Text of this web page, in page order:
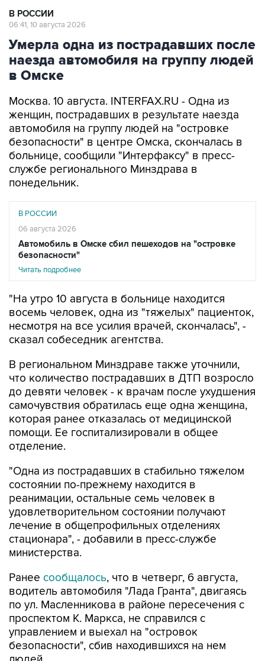
В РОССИИ
06:41, 10 августа 2026
Умерла одна из пострадавших после
наезда автомобиля на группу людей
в Омске
Москва. 10 августа. INTERFAX.RU - Одна из
женщин, пострадавших в результате наезда
автомобиля на группу людей на "островке
безопасности" в центре Омска, скончалась в
больнице, сообщили "Интерфаксу" в пресс-
службе регионального Минздрава в
понедельник.
В РОССИИ
06 августа 2026
Автомобиль в Омске сбил пешеходов на "островке
безопасности"
Читать подробнее
"На утро 10 августа в больнице находится
восемь человек, одна из "тяжелых" пациенток,
несмотря на все усилия врачей, скончалась", -
сказал собеседник агентства.
В региональном Минздраве также уточнили,
что количество пострадавших в ДТП возросло
до девяти человек - к врачам после ухудшения
самочувствия обратилась еще одна женщина,
которая ранее отказалась от медицинской
помощи. Ее госпитализировали в общее
отделение.
"Одна из пострадавших в стабильно тяжелом
состоянии по-прежнему находится в
реанимации, остальные семь человек в
удовлетворительном состоянии получают
лечение в общепрофильных отделениях
стационара", - добавили в пресс-службе
министерства.
Ранее сообщалось, что в четверг, 6 августа,
водитель автомобиля "Лада Гранта", двигаясь
по ул. Масленникова в районе пересечения с
проспектом К. Маркса, не справился с
управлением и выехал на "островок
безопасности", сбив находившихся на нем